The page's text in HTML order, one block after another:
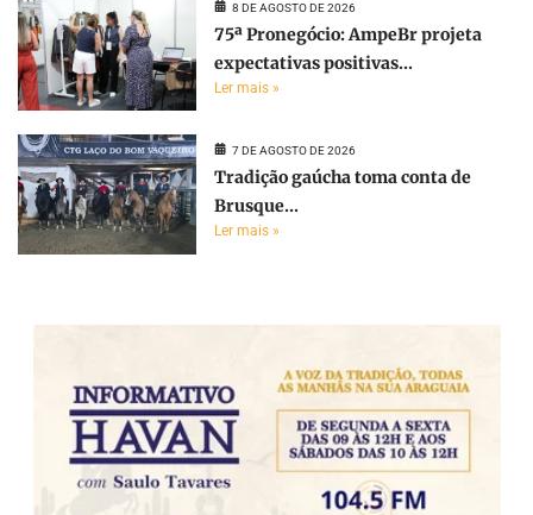
8 DE AGOSTO DE 2026
75ª Pronegócio: AmpeBr projeta
expectativas positivas...
Ler mais »
7 DE AGOSTO DE 2026
Tradição gaúcha toma conta de
Brusque...
Ler mais »